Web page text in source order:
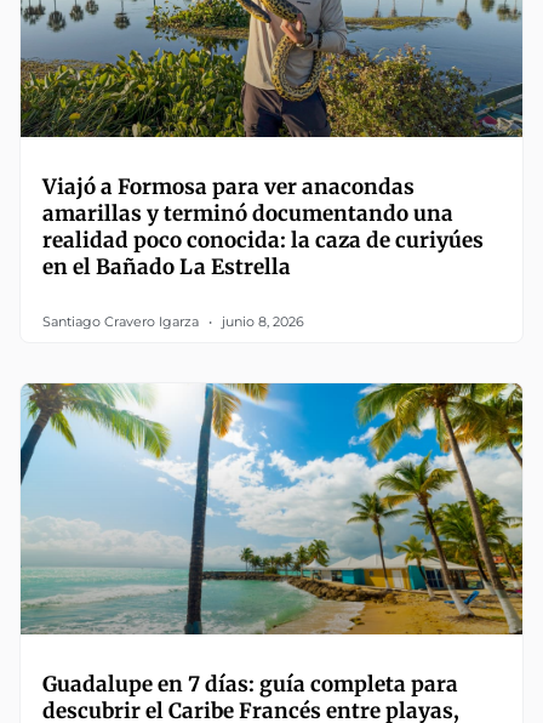
Viajó a Formosa para ver anacondas
amarillas y terminó documentando una
realidad poco conocida: la caza de curiyúes
en el Bañado La Estrella
Santiago Cravero Igarza junio 8, 2026
Guadalupe en 7 días: guía completa para
descubrir el Caribe Francés entre playas,